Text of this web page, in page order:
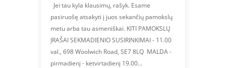
Jei tau kyla klausimų, rašyk. Esame
pasiruošę atsakyti į juos sekančių pamokslų
metu arba tau asmeniškai. KITI PAMOKSLŲ
ĮRAŠAI SEKMADIENIO SUSIRINKIMAI - 11.00
val., 698 Woolwich Road, SE7 8LQ MALDA -
pirmadienį - ketvirtadienį 19.00...